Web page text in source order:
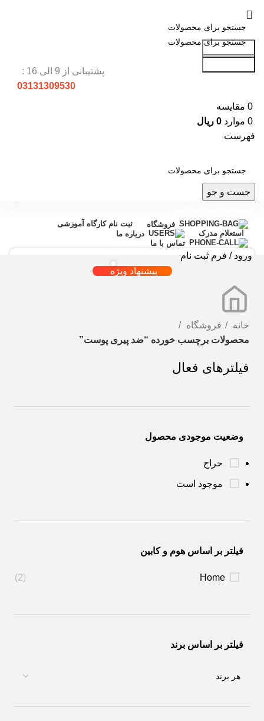
جست و جو
پشتیبانی از 9 الی 16 :
03131309530
0 مقایسه
0 موارد 0 ریال
فهرست
جست و جو
فروشگاه
ثبت نام کارگاه آموزشی
استعلام مدرک
درباره ما
تماس با ما
ورود / فرم ثبت نام
پیشنهاد ویژه
خانه
فروشگاه
محصولات برچسب خورده “ضد پیری پوست‌”
فیلترهای فعال
وضعیت موجودی محصول
حراج
موجود است
فیلتر بر اساس هوم و کابین
Home
(2)
فیلتر بر اساس برند